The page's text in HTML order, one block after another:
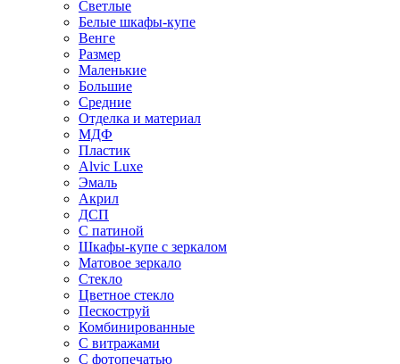
Светлые
Белые шкафы-купе
Венге
Размер
Маленькие
Большие
Средние
Отделка и материал
МДФ
Пластик
Alvic Luxe
Эмаль
Акрил
ДСП
С патиной
Шкафы-купе с зеркалом
Матовое зеркало
Стекло
Цветное стекло
Пескоструй
Комбинированные
С витражами
С фотопечатью